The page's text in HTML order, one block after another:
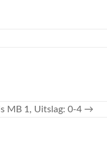
MB 1, Uitslag: 0-4 →